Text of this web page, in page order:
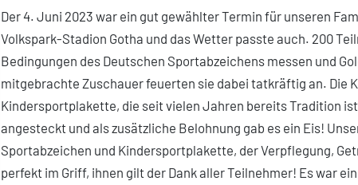
Der 4. Juni 2023 war ein gut gewählter Termin für unseren
Volkspark-Stadion Gotha und das Wetter passte auch. 200
Bedingungen des Deutschen Sportabzeichens messen und
mitgebrachte Zuschauer feuerten sie dabei tatkräftig an. Die
Kindersportplakette, die seit vielen Jahren bereits Tradition
angesteckt und als zusätzliche Belohnung gab es ein Eis!
Sportabzeichen und Kindersportplakette, der Verpflegung,
perfekt im Griff, ihnen gilt der Dank aller Teilnehmer! Es war